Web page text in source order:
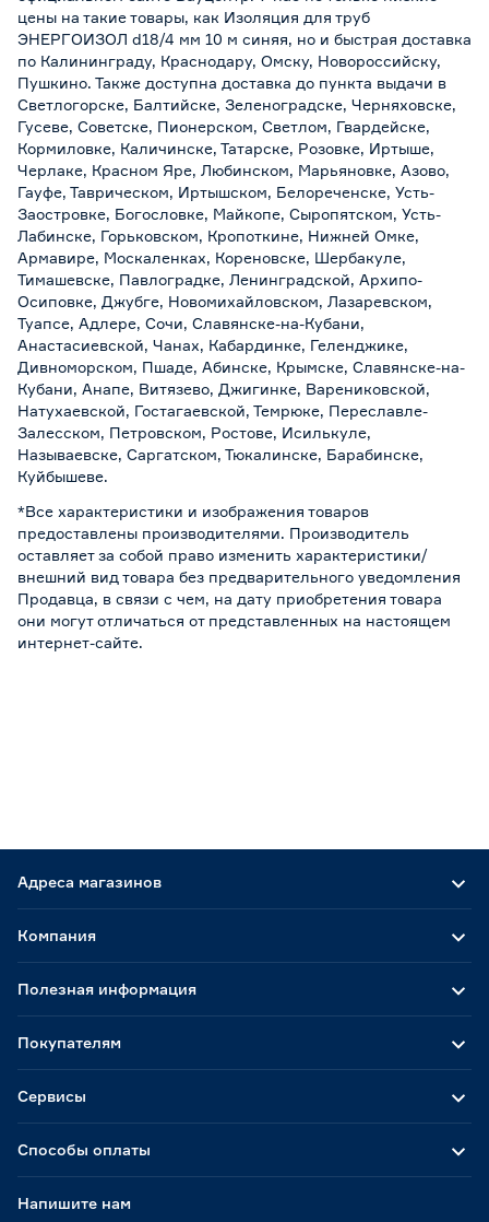
цены на такие товары, как Изоляция для труб
ЭНЕРГОИЗОЛ d18/4 мм 10 м синяя, но и быстрая доставка
по Калининграду, Краснодару, Омску, Новороссийску,
Пушкино. Также доступна доставка до пункта выдачи в
Светлогорске, Балтийске, Зеленоградске, Черняховске,
Гусеве, Советске, Пионерском, Светлом, Гвардейске,
Кормиловке, Каличинске, Татарске, Розовке, Иртыше,
Черлаке, Красном Яре, Любинском, Марьяновке, Азово,
Гауфе, Таврическом, Иртышском, Белореченске, Усть-
Заостровке, Богословке, Майкопе, Сыропятском, Усть-
Лабинске, Горьковском, Кропоткине, Нижней Омке,
Армавире, Москаленках, Кореновске, Шербакуле,
Тимашевске, Павлоградке, Ленинградской, Архипо-
Осиповке, Джубге, Новомихайловском, Лазаревском,
Туапсе, Адлере, Сочи, Славянске-на-Кубани,
Анастасиевской, Чанах, Кабардинке, Геленджике,
Дивноморском, Пшаде, Абинске, Крымске, Славянске-на-
Кубани, Анапе, Витязево, Джигинке, Варениковской,
Натухаевской, Гостагаевской, Темрюке, Переславле-
Залесском, Петровском, Ростове, Исилькуле,
Называевске, Саргатском, Тюкалинске, Барабинске,
Куйбышеве.
*Все характеристики и изображения товаров
предоставлены производителями. Производитель
оставляет за собой право изменить характеристики/
внешний вид товара без предварительного уведомления
Продавца, в связи с чем, на дату приобретения товара
они могут отличаться от представленных на настоящем
интернет-сайте.
Адреса магазинов
Способы оплаты
Компания
Полезная информация
Покупателям
Сервисы
Напишите нам